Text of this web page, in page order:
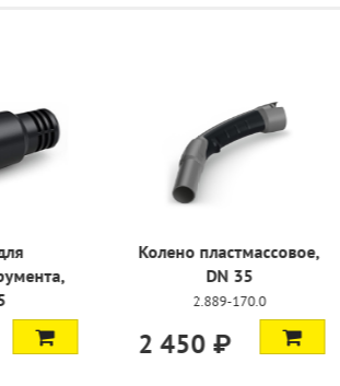
Муфта для
электроинструмента,
DN 35
3 850 ₽